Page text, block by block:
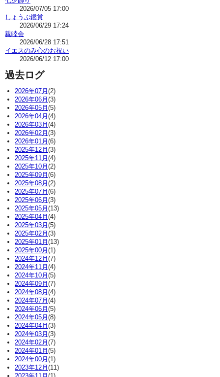
2026/07/05 17:00
しょうぶ鑑賞
2026/06/29 17:24
親睦会
2026/06/28 17:51
イエスのみ心のお祝い
2026/06/12 17:00
過去ログ
2026年07月(2)
2026年06月(3)
2026年05月(5)
2026年04月(4)
2026年03月(4)
2026年02月(3)
2026年01月(6)
2025年12月(3)
2025年11月(4)
2025年10月(2)
2025年09月(6)
2025年08月(2)
2025年07月(6)
2025年06月(3)
2025年05月(13)
2025年04月(4)
2025年03月(5)
2025年02月(3)
2025年01月(13)
2025年00月(1)
2024年12月(7)
2024年11月(4)
2024年10月(5)
2024年09月(7)
2024年08月(4)
2024年07月(4)
2024年06月(5)
2024年05月(8)
2024年04月(3)
2024年03月(3)
2024年02月(7)
2024年01月(5)
2024年00月(1)
2023年12月(11)
2023年11月(1)